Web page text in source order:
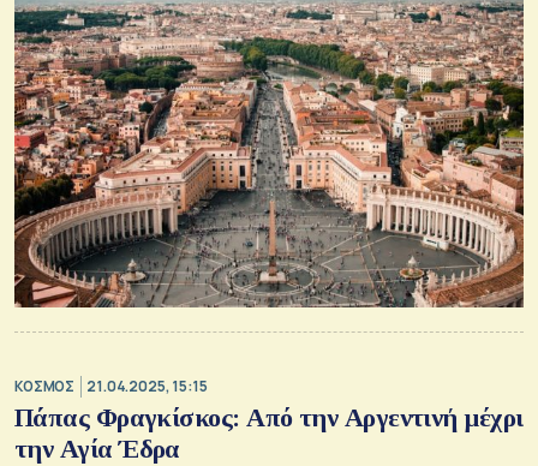
ΚΟΣΜΟΣ 21.04.2025, 15:15
Πάπας Φραγκίσκος: Από την Αργεντινή μέχρι
την Αγία Έδρα